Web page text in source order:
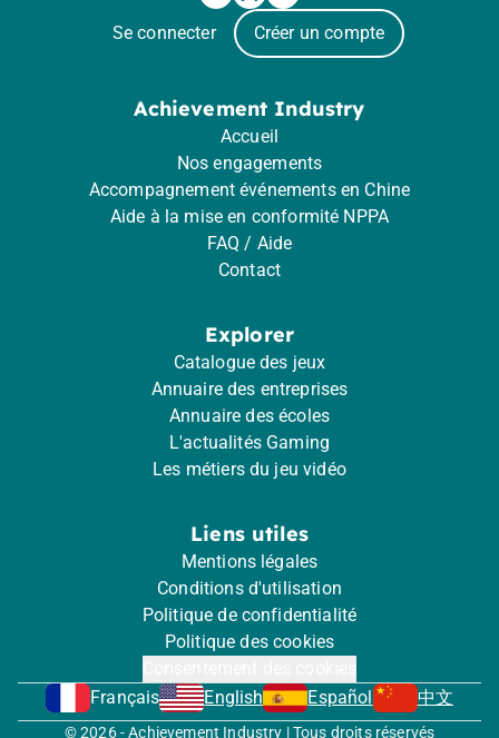
Se connecter Créer un compte
Achievement Industry
Accueil
Nos engagements
Accompagnement événements en Chine
Aide à la mise en conformité NPPA
FAQ / Aide
Contact
Explorer
Catalogue des jeux
Annuaire des entreprises
Annuaire des écoles
L'actualités Gaming
Les métiers du jeu vidéo
Liens utiles
Mentions légales
Conditions d'utilisation
Politique de confidentialité
Politique des cookies
Français
English Español 中文
© 2026 - Achievement Industry | Tous droits réservés